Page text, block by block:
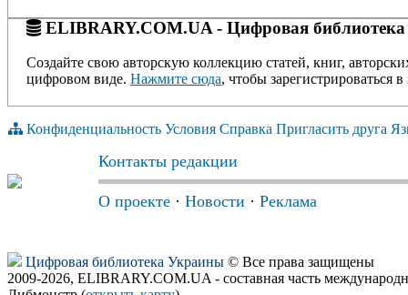
ELIBRARY.COM.UA - Цифровая библиотека
Создайте свою авторскую коллекцию статей, книг,
цифровом виде. Нажмите сюда, чтобы зарегистрироваться в
Конфиденциальность Условия Справка Пригласить друга
Контакты редакции
О проекте · Новости · Реклама
Цифровая библиотека Украины © Все права защищены
2009-2026, ELIBRARY.COM.UA - составная часть